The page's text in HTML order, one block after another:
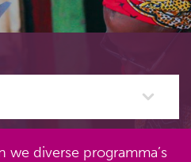
we diverse programma’s